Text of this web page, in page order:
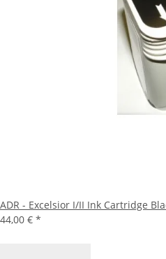
ADR - Excelsior I/II Ink Cartridge
44,00 € *